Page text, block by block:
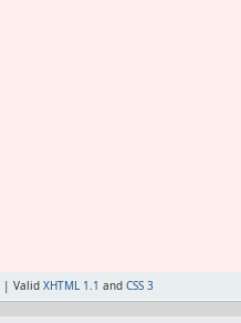
| Valid XHTML 1.1 and CSS 3